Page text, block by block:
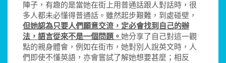
陣子，有趣的是當她在街上用普通話跟人對話時，很
多人都未必懂得普通話。雖然起步艱難，到處碰壁，
但她認為只要人們願意交流，定必會找到自己的辦
法，語言從來不是一個問題。 她分享了自己對這一觀
點的親身體會，例如在街市，她對別人說英文時，人
們即使不懂英語，亦會嘗試了解她想要甚麼；相反